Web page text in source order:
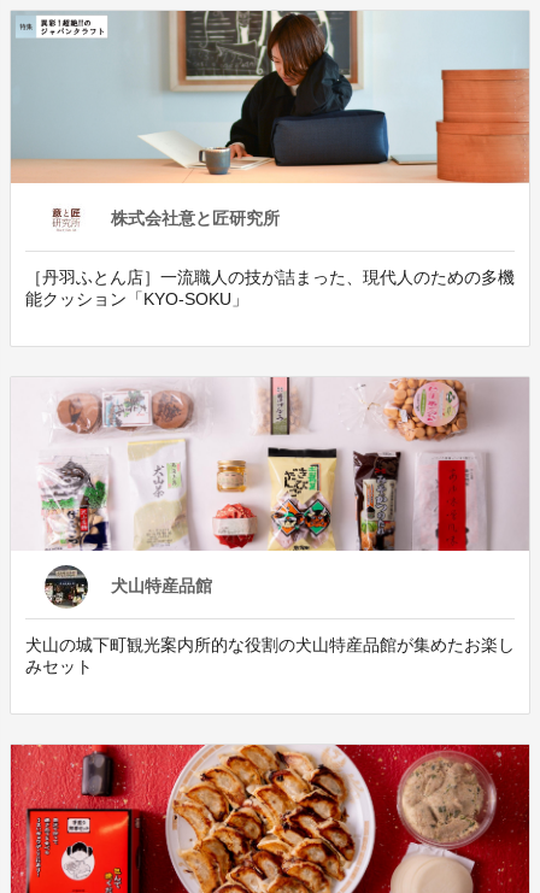
株式会社意と匠研究所
［丹羽ふとん店］一流職人の技が詰まった、現代人のための多機
能クッション「KYO-SOKU」
犬山特産品館
犬山の城下町観光案内所的な役割の犬山特産品館が集めたお楽し
みセット